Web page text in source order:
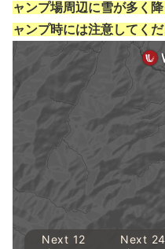
ャンプ場周辺に雪が多く
ャンプ時には注意してくだ